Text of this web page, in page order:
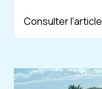
Consulter l'article